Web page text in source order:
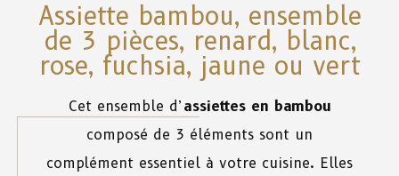
Assiette bambou, ensemble
de 3 pièces, renard, blanc,
rose, fuchsia, jaune ou vert
Cet ensemble d’ assiettes en bambou
composé de 3 éléments sont un
complément essentiel à votre cuisine. Elles